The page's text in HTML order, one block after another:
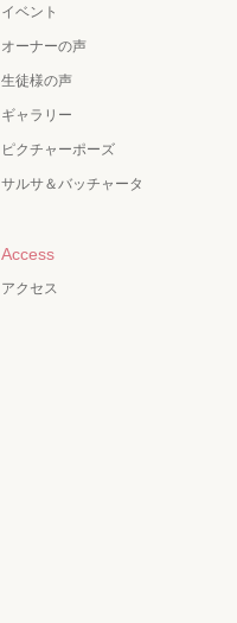
イベント
オーナーの声
生徒様の声
ギャラリー
ピクチャーポーズ
サルサ＆バッチャータ
Access
アクセス